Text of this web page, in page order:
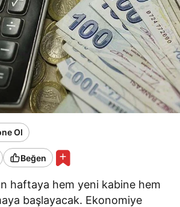
Ol
Beğen
haftaya hem yeni kabine hem
başlayacak. Ekonomiye